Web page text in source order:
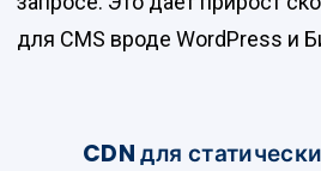
для CMS вроде WordPress и
CDN для